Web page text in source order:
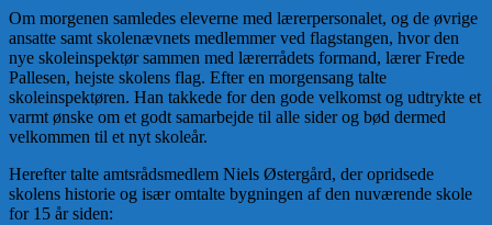
Om morgenen samledes eleverne med lærerpersonalet, og de øvrige
ansatte samt skolenævnets medlemmer ved flagstangen, hvor den
nye skoleinspektør sammen med lærerrådets formand, lærer Frede
Pallesen, hejste skolens flag. Efter en morgensang talte
skoleinspektøren. Han takkede for den gode velkomst og udtrykte et
varmt ønske om et godt samarbejde til alle sider og bød dermed
velkommen til et nyt skoleår.
Herefter talte amtsrådsmedlem Niels Østergård, der opridsede
skolens historie og især omtalte bygningen af den nuværende skole
for 15 år siden: